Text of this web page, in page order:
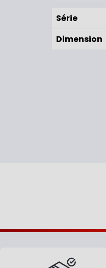
Série
Dimension